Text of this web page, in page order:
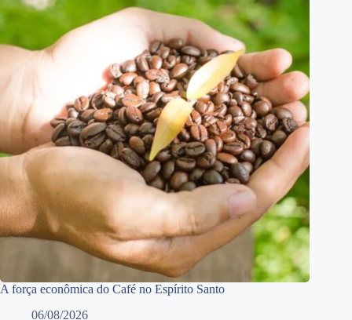
A força econômica do Café no Espírito Santo
06/08/2026